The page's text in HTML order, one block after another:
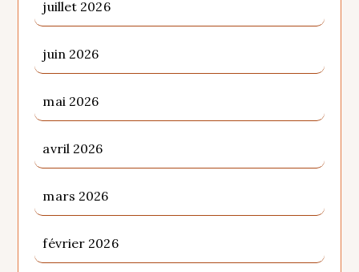
juillet 2026
juin 2026
mai 2026
avril 2026
mars 2026
février 2026